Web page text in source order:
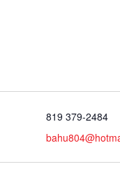
819 379-2484